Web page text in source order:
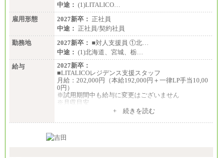
＜有期社員コース＞
■(株)JTBビジネストランスフォーム
有期契約職 月給185,000～195,000円
※詳細はJTBキャリアサイトよりご確認ください。
■(株)JTBパブリッシング ※2027年新卒募集終了
総合職 月給241,000円
中途：
①月給227,000円以上
②月給212,000円以上
③月給172,500円以上
④月給23万円～37万円
⑤月給20万円～25万円
⑥月給33万円～48万円
⑦月給271,000円以上
⑧～⑮月給200,000円〜月給400,000円
⑯月給185,000円以上
⑱月給212,000円以上
中途： (1)LITALICO…
雇用形態
2027新卒： 正社員
中途： 正社員/契約社員
勤務地
2027新卒： ■対人支援員 ①北…
中途： (1)北海道、宮城、栃…
給与
2027新卒：
■LITALICOレジデンス支援スタッフ
月給：202,000円（本給192,000円＋一律LP手当10,00
0円）
※試用期間中も給与に変更はございません
※月収目安
夜勤回数により変動
条件あり）
+ 続きを読む